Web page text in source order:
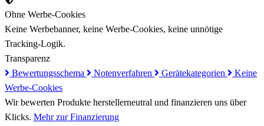
Ohne Werbe-Cookies
Keine Werbebanner, keine Werbe-Cookies, keine unnötige
Tracking-Logik.
Transparenz
Bewertungsschema
Notenverfahren Gerätekategorien
Keine
Werbe-Cookies
Wir bewerten Produkte herstellerneutral und finanzieren uns über
Klicks. Mehr zur Finanzierung